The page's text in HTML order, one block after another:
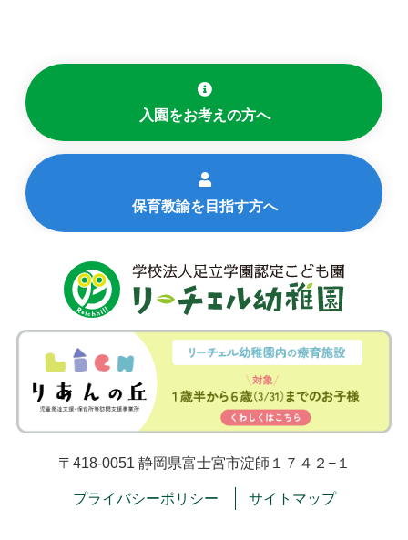
入園をお考えの方へ
保育教諭を目指す方へ
〒418-0051 静岡県富士宮市淀師１７４２−１
プライバシーポリシー サイトマップ